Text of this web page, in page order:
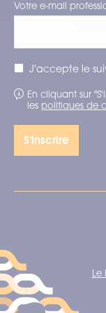
Votre e-mail
J'accepte le
En cliquant sur
les politiques de
Le